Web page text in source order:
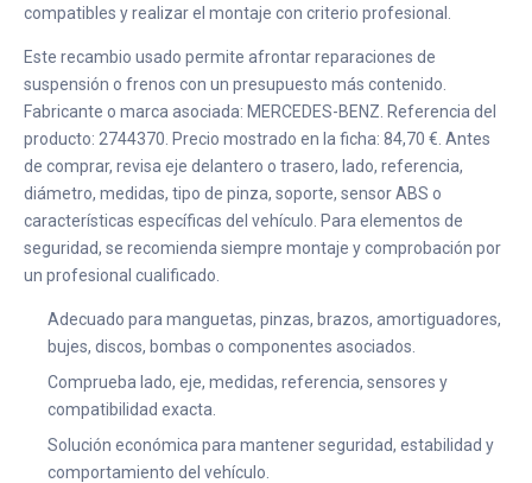
compatibles y realizar el montaje con criterio profesional.
Este recambio usado permite afrontar reparaciones de
suspensión o frenos con un presupuesto más contenido.
Fabricante o marca asociada: MERCEDES-BENZ. Referencia del
producto: 2744370. Precio mostrado en la ficha: 84,70 €. Antes
de comprar, revisa eje delantero o trasero, lado, referencia,
diámetro, medidas, tipo de pinza, soporte, sensor ABS o
características específicas del vehículo. Para elementos de
seguridad, se recomienda siempre montaje y comprobación por
un profesional cualificado.
Adecuado para manguetas, pinzas, brazos, amortiguadores,
bujes, discos, bombas o componentes asociados.
Comprueba lado, eje, medidas, referencia, sensores y
compatibilidad exacta.
Solución económica para mantener seguridad, estabilidad y
comportamiento del vehículo.